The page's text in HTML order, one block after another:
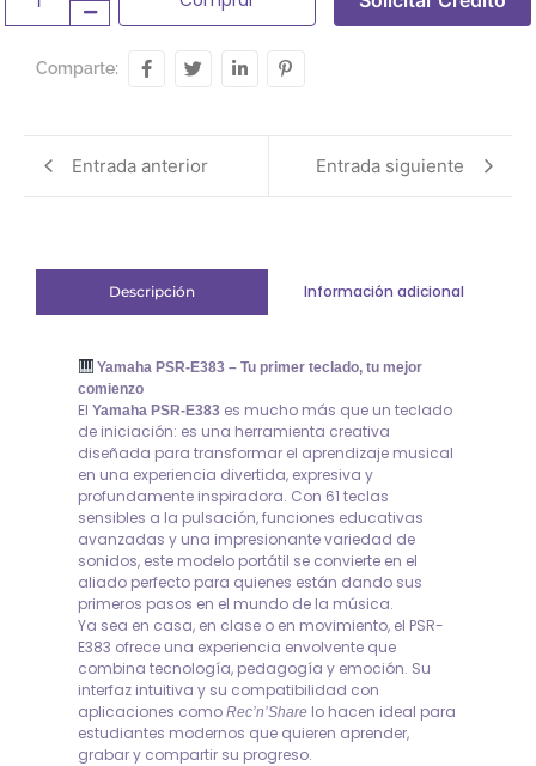
Comparte:
Entrada anterior Entrada siguiente
Descripción Información adicional
Yamaha PSR-E383 – Tu primer teclado, tu mejor
comienzo
El Yamaha PSR-E383 es mucho más que un teclado
de iniciación: es una herramienta creativa
diseñada para transformar el aprendizaje musical
en una experiencia divertida, expresiva y
profundamente inspiradora. Con 61 teclas
sensibles a la pulsación, funciones educativas
avanzadas y una impresionante variedad de
sonidos, este modelo portátil se convierte en el
aliado perfecto para quienes están dando sus
primeros pasos en el mundo de la música.
Ya sea en casa, en clase o en movimiento, el PSR-
E383 ofrece una experiencia envolvente que
combina tecnología, pedagogía y emoción. Su
interfaz intuitiva y su compatibilidad con
aplicaciones como Rec’n’Share lo hacen ideal para
estudiantes modernos que quieren aprender,
grabar y compartir su progreso.